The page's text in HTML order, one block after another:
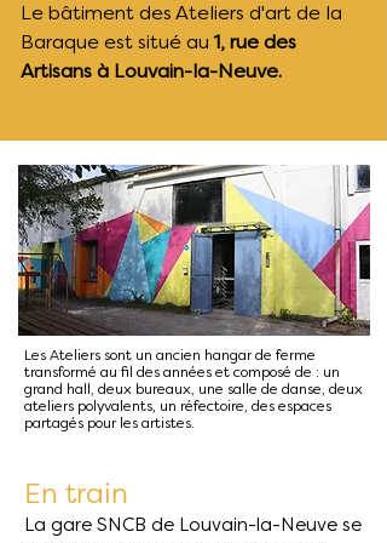
Le bâtiment des Ateliers d'art de la
Baraque est situé au1, rue des
Artisans à Louvain-la-Neuve.
Les Ateliers sont un ancien hangar de ferme
transformé au fil des années et composé de : un
grand hall, deux bureaux, une salle de danse, deux
ateliers polyvalents, un réfectoire, des espaces
partagés pour les artistes.
En train
La gare SNCB de Louvain-la-Neuve se